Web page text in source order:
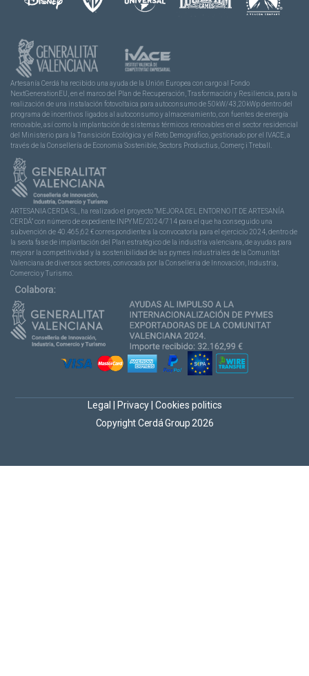
Artesanía Cerdá ha recibido una ayuda de la Unión Europea con cargo al Fondo
NextGenerationEU, en el marco del Plan de Recuperación, Trasformación y Resiliencia, para la
realización de una instalación fotovoltaica para autoconsumo de 50kW/43,20kWp dentro del
programa de incentivos ligados al autoconsumo y almacenamiento, con fuentes de energía
renovable, así como la implantación de sistemas térmicos renovables en el sector residencial
del Ministerio para la Transición Ecológica y el Reto Demográfico, gestionado por el IVACE, a
través de la Consellería de Economía Sostenible, Sectors Productius, Comerç i Treball.
ARTESANIA CERDA SL, ha realizado el proyecto “MEJORA DEL ENTORNO IT DE ARTESANÍA
CERDÁ” con número de expediente INPYME/2024/714 para el que ha conseguido una
subvención de 40.465,62 € correspondiente a la convocatoria para el ejercicio 2024, dentro de
la sexta fase de implantación del Plan estratégico de la industria valenciana, de ayudas para
mejorar la competitividad y la sostenibilidad de las pymes industriales de la Comunitat
Valenciana de diversos sectores, convocada por la Conselleria de Innovación, Industria,
Comercio y Turismo.
Copyright Cerdá Group 2026
Legal Privacy Cookies politics